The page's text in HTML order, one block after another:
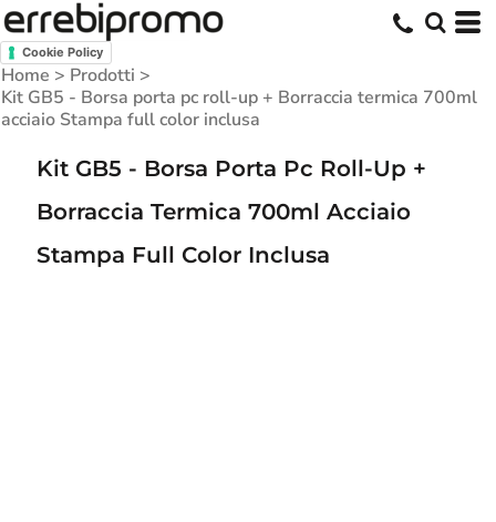
Cookie Policy
Home > Prodotti >
Kit GB5 - Borsa porta pc roll-up + Borraccia termica 700ml
acciaio Stampa full color inclusa
Kit GB5 - Borsa Porta Pc Roll-Up +
Borraccia Termica 700ml Acciaio
Stampa Full Color Inclusa